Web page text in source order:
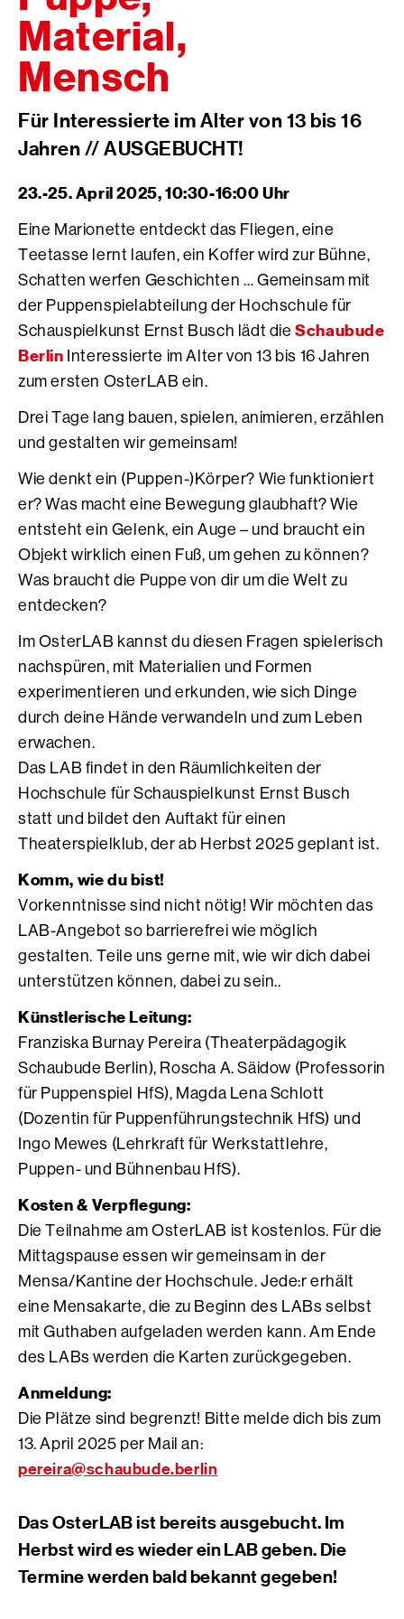
Material,
Mensch
Für Interessierte im Alter von 13 bis 16
Jahren // AUSGEBUCHT!
23.-25. April 2025, 10:30-16:00 Uhr
Eine Marionette entdeckt das Fliegen, eine
Teetasse lernt laufen, ein Koffer wird zur Bühne,
Schatten werfen Geschichten … Gemeinsam mit
der Puppenspielabteilung der Hochschule für
Schauspielkunst Ernst Busch lädt dieSchaubude
Berlin Interessierte im Alter von 13 bis 16 Jahren
zum ersten OsterLAB ein.
Drei Tage lang bauen, spielen, animieren, erzählen
und gestalten wir gemeinsam!
Wie denkt ein (Puppen-)Körper? Wie funktioniert
er? Was macht eine Bewegung glaubhaft? Wie
entsteht ein Gelenk, ein Auge – und braucht ein
Objekt wirklich einen Fuß, um gehen zu können?
Was braucht die Puppe von dir um die Welt zu
entdecken?
Im OsterLAB kannst du diesen Fragen spielerisch
nachspüren, mit Materialien und Formen
experimentieren und erkunden, wie sich Dinge
durch deine Hände verwandeln und zum Leben
erwachen.
Das LAB findet in den Räumlichkeiten der
Hochschule für Schauspielkunst Ernst Busch
statt und bildet den Auftakt für einen
Theaterspielklub, der ab Herbst 2025 geplant ist.
Komm, wie du bist!
Vorkenntnisse sind nicht nötig! Wir möchten das
LAB-Angebot so barrierefrei wie möglich
gestalten. Teile uns gerne mit, wie wir dich dabei
unterstützen können, dabei zu sein..
Künstlerische Leitung:
Franziska Burnay Pereira (Theaterpädagogik
Schaubude Berlin), Roscha A. Säidow (Professorin
für Puppenspiel HfS), Magda Lena Schlott
(Dozentin für Puppenführungstechnik HfS) und
Ingo Mewes (Lehrkraft für Werkstattlehre,
Puppen- und Bühnenbau HfS).
Kosten & Verpflegung:
Die Teilnahme am OsterLAB ist kostenlos. Für die
Mittagspause essen wir gemeinsam in der
Mensa/Kantine der Hochschule. Jede:r erhält
eine Mensakarte, die zu Beginn des LABs selbst
mit Guthaben aufgeladen werden kann. Am Ende
des LABs werden die Karten zurückgegeben.
Anmeldung:
Die Plätze sind begrenzt! Bitte melde dich bis zum
13. April 2025 per Mail an:
pereira@schaubude.berlin
Das OsterLAB ist bereits ausgebucht. Im
Herbst wird es wieder ein LAB geben. Die
Termine werden bald bekannt gegeben!